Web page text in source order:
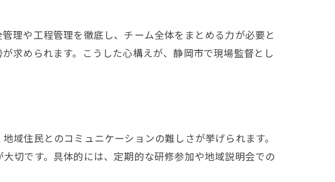
の秘訣
ポイント
理や工程管理を徹底し、チーム全体をまとめる力が必要と
求められます。こうした心構えが、静岡市で現場監督とし
域住民とのコミュニケーションの難しさが挙げられます。
切です。具体的には、定期的な研修参加や地域説明会での